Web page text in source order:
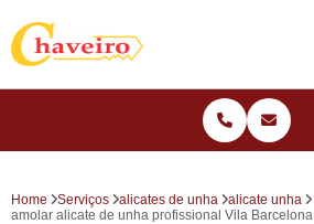
Home Serviços alicates de unha
alicate unha
amolar alicate de unha profissional Vila Barcelona